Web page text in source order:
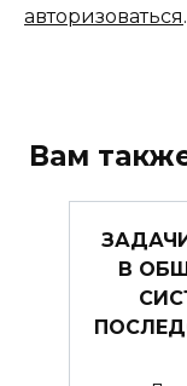
авторизоваться.
Вам
В